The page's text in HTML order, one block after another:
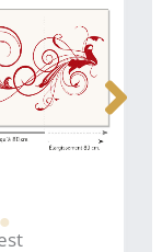
Digital 37